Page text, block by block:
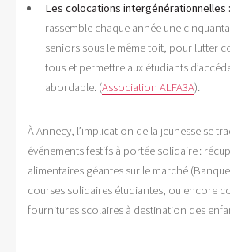
Les colocations intergénérationnelles :
rassemble chaque année une
seniors sous le même toit, pour lutter
tous et permettre aux étudiants
abordable. (Association ALFA3A).
À Annecy, l’implication de la jeunesse se
événements festifs à portée solidaire :
alimentaires géantes sur le marché
courses solidaires étudiantes, ou encore
fournitures scolaires à destination des